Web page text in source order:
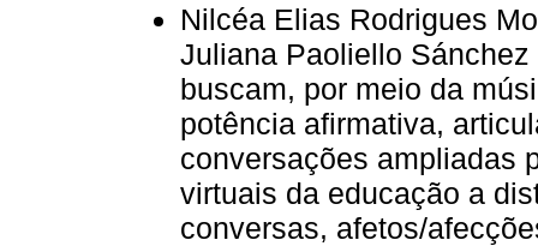
Nilcéa Elias Rodrigues
Juliana Paoliello
buscam, por meio da
potência afirmativa,
conversações ampliadas
virtuais da educação a
conversas, afetos/